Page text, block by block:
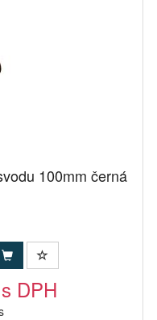
100mm černá
DPH